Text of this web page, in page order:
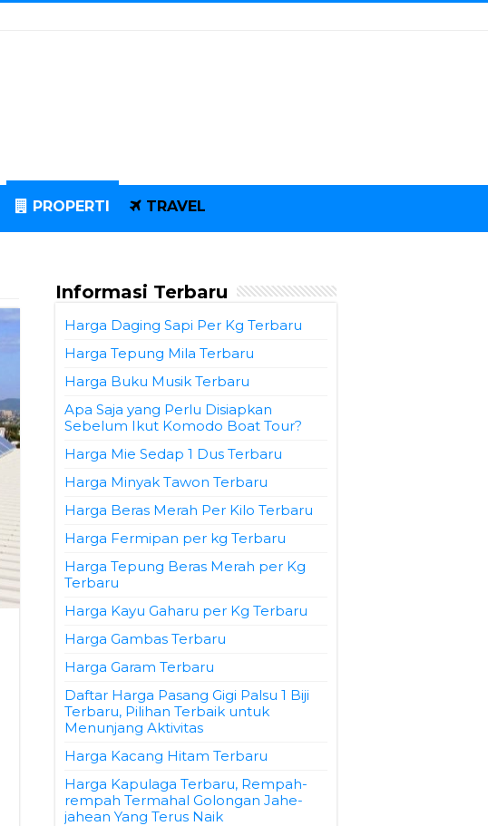
PROPERTI TRAVEL
Informasi Terbaru
Harga Daging Sapi Per Kg Terbaru
Harga Tepung Mila Terbaru
Harga Buku Musik Terbaru
Apa Saja yang Perlu Disiapkan
Sebelum Ikut Komodo Boat Tour?
Harga Mie Sedap 1 Dus Terbaru
Harga Minyak Tawon Terbaru
Harga Beras Merah Per Kilo Terbaru
Harga Fermipan per kg Terbaru
Harga Tepung Beras Merah per Kg
Terbaru
Harga Kayu Gaharu per Kg Terbaru
Harga Gambas Terbaru
Harga Garam Terbaru
Daftar Harga Pasang Gigi Palsu 1 Biji
Terbaru, Pilihan Terbaik untuk
Menunjang Aktivitas
Harga Kacang Hitam Terbaru
Harga Kapulaga Terbaru, Rempah-
rempah Termahal Golongan Jahe-
jahean Yang Terus Naik